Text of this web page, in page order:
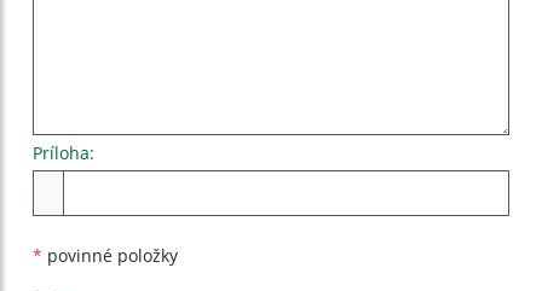
Príloha:
* povinné položky